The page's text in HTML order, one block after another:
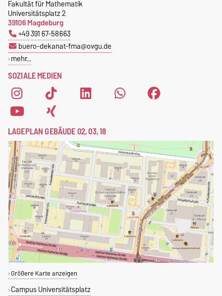
SOZIALE MEDIEN
Fakultät für Mathematik
Universitätsplatz 2
39106 Magdeburg
+49 391 67-58663
buero-dekanat-fma@ovgu.de
mehr…
LAGEPLAN GEBÄUDE 02, 03, 18
Größere Karte anzeigen
Campus Universitätsplatz